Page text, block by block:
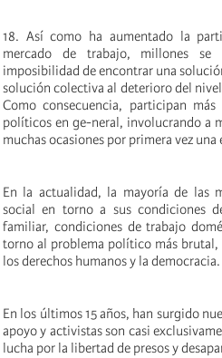
18. Así como ha aumentado la
mercado de trabajo, millones
imposibilidad de encontrar una
solución colectiva al deterioro del
Como consecuencia, participan
políticos en ge-neral, involucrando a
muchas ocasiones por primera vez
En la actualidad, la mayoría de las
social en torno a sus condiciones
familiar, condiciones de trabajo
torno al problema político más
los derechos humanos y la democracia.
En los últimos 15 años, han surgido
apoyo y activistas son casi
lucha por la libertad de presos y